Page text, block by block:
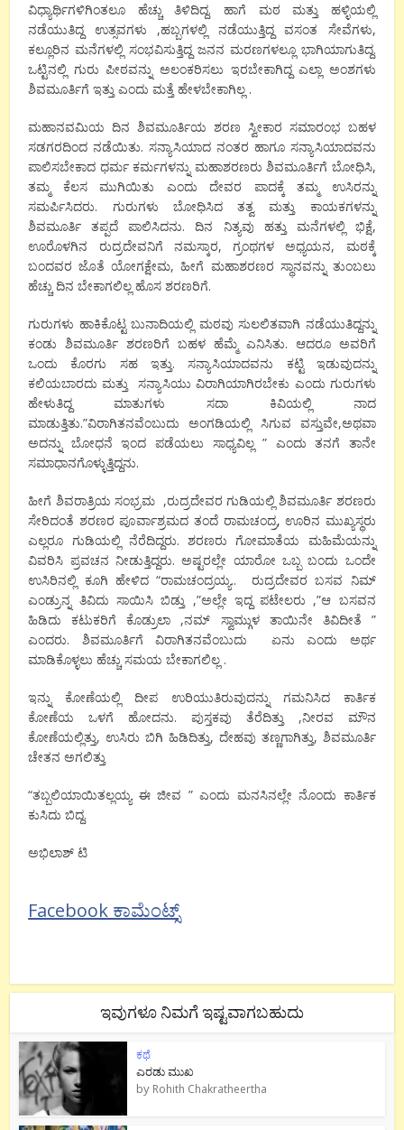
ವಿಧ್ಯಾರ್ಥಿಗಳಿಗಿಂತಲೂ ಹೆಚ್ಚು ತಿಳಿದಿದ್ದ. ಹಾಗೆ ಮಠ ಮತ್ತು ಹಳ್ಳಿಯಲ್ಲಿ
ನಡೆಯುತಿದ್ದ ಉತ್ಸವಗಳು ,ಹಬ್ಬಗಳಲ್ಲಿ ನಡೆಯುತ್ತಿದ್ದ ವಸಂತ ಸೇವೆಗಳು,
ಕಲ್ಲೂರಿನ ಮನೆಗಳಲ್ಲಿ ಸಂಭವಿಸುತ್ತಿದ್ದ ಜನನ ಮರಣಗಳಲ್ಲೂ ಭಾಗಿಯಾಗುತಿದ್ದ.
ಒಟ್ಟಿನಲ್ಲಿ ಗುರು ಪೀಠವನ್ನು ಅಲಂಕರಿಸಲು ಇರಬೇಕಾಗಿದ್ದ ಎಲ್ಲಾ ಅಂಶಗಳು
ಶಿವಮೂರ್ತಿಗೆ ಇತ್ತು ಎಂದು ಮತ್ತೆ ಹೇಳಬೇಕಾಗಿಲ್ಲ .
ಮಹಾನವಮಿಯ ದಿನ ಶಿವಮೂರ್ತಿಯ ಶರಣ ಸ್ವೀಕಾರ ಸಮಾರಂಭ ಬಹಳ
ಸಡಗರದಿಂದ ನಡೆಯಿತು. ಸನ್ಯಾಸಿಯಾದ ನಂತರ ಹಾಗೂ ಸನ್ಯಾಸಿಯಾದವನು
ಪಾಲಿಸಬೇಕಾದ ಧರ್ಮ ಕರ್ಮಗಳನ್ನು ಮಹಾಶರಣರು ಶಿವಮೂರ್ತಿಗೆ ಬೋಧಿಸಿ,
ತಮ್ಮ ಕೆಲಸ ಮುಗಿಯಿತು ಎಂದು ದೇವರ ಪಾದಕ್ಕೆ ತಮ್ಮ ಉಸಿರನ್ನು
ಸಮರ್ಪಿಸಿದರು. ಗುರುಗಳು ಬೋಧಿಸಿದ ತತ್ವ ಮತ್ತು ಕಾಯಕಗಳನ್ನು
ಶಿವಮೂರ್ತಿ ತಪ್ಪದೆ ಪಾಲಿಸಿದನು. ದಿನ ನಿತ್ಯವು ಹತ್ತು ಮನೆಗಳಲ್ಲಿ ಭಿಕ್ಷೆ,
ಊರೊಳಗಿನ ರುದ್ರದೇವನಿಗೆ ನಮಸ್ಕಾರ, ಗ್ರಂಥಗಳ ಅಧ್ಯಯನ, ಮಠಕ್ಕೆ
ಬಂದವರ ಜೊತೆ ಯೋಗಕ್ಷೇಮ, ಹೀಗೆ ಮಹಾಶರಣರ ಸ್ಥಾನವನ್ನು ತುಂಬಲು
ಹೆಚ್ಚು ದಿನ ಬೇಕಾಗಲಿಲ್ಲ ಹೊಸ ಶರಣರಿಗೆ.
ಗುರುಗಳು ಹಾಕಿಕೊಟ್ಟ ಬುನಾದಿಯಲ್ಲಿ ಮಠವು ಸುಲಲಿತವಾಗಿ ನಡೆಯುತಿದ್ದನ್ನು
ಕಂಡು ಶಿವಮೂರ್ತಿ ಶರಣರಿಗೆ ಬಹಳ ಹೆಮ್ಮೆ ಎನಿಸಿತು. ಆದರೂ ಅವರಿಗೆ
ಒಂದು ಕೊರಗು ಸಹ ಇತ್ತು. ಸನ್ಯಾಸಿಯಾದವನು ಕಟ್ಟಿ ಇಡುವುದನ್ನು
ಕಲಿಯಬಾರದು ಮತ್ತು ಸನ್ಯಾಸಿಯು ವಿರಾಗಿಯಾಗಿರಬೇಕು ಎಂದು ಗುರುಗಳು
ಹೇಳುತಿದ್ದ ಮಾತುಗಳು ಸದಾ ಕಿವಿಯಲ್ಲಿ ನಾದ
ಮಾಡುತ್ತಿತು.”ವಿರಾಗಿತನವೆಂಬುದು ಅಂಗಡಿಯಲ್ಲಿ ಸಿಗುವ ವಸ್ತುವೇ,ಅಥವಾ
ಅದನ್ನು ಬೋಧನೆ ಇಂದ ಪಡೆಯಲು ಸಾಧ್ಯವಿಲ್ಲ ” ಎಂದು ತನಗೆ ತಾನೇ
ಸಮಾಧಾನಗೊಳ್ಳುತ್ತಿದ್ದನು.
ಹೀಗೆ ಶಿವರಾತ್ರಿಯ ಸಂಭ್ರಮ ,ರುದ್ರದೇವರ ಗುಡಿಯಲ್ಲಿ ಶಿವಮೂರ್ತಿ ಶರಣರು
ಸೇರಿದಂತೆ ಶರಣರ ಪೂರ್ವಾಶ್ರಮದ ತಂದೆ ರಾಮಚಂದ್ರ, ಊರಿನ ಮುಖ್ಯಸ್ಥರು
ಎಲ್ಲರೂ ಗುಡಿಯಲ್ಲಿ ನೆರೆದಿದ್ದರು. ಶರಣರು ಗೋಮಾತೆಯ ಮಹಿಮೆಯನ್ನು
ವಿವರಿಸಿ ಪ್ರವಚನ ನೀಡುತ್ತಿದ್ದರು. ಅಷ್ಟರಲ್ಲೇ ಯಾರೋ ಒಬ್ಬ ಬಂದು ಒಂದೇ
ಉಸಿರಿನಲ್ಲಿ ಕೂಗಿ ಹೇಳಿದ “ರಾಮಚಂದ್ರಯ್ಯ.. ರುದ್ರದೇವರ ಬಸವ ನಿಮ್
ಎಂಡ್ರುನ್ನ ತಿವಿದು ಸಾಯಿಸಿ ಬಿಡ್ತು ,”ಅಲ್ಲೇ ಇದ್ದ ಪಟೇಲರು ,”ಆ ಬಸವನ
ಹಿಡಿದು ಕಟುಕರಿಗೆ ಕೊಡ್ರುಲಾ ,ನಮ್ ಸ್ವಾಮ್ಗುಳ ತಾಯಿನೇ ತಿವಿದೀತೆ ”
ಎಂದರು. ಶಿವಮೂರ್ತಿಗೆ ವಿರಾಗಿತನವೆಂಬುದು ಏನು ಎಂದು ಅರ್ಥ
ಮಾಡಿಕೊಳ್ಳಲು ಹೆಚ್ಚು ಸಮಯ ಬೇಕಾಗಲಿಲ್ಲ .
ಇನ್ನು ಕೋಣೆಯಲ್ಲಿ ದೀಪ ಉರಿಯುತಿರುವುದನ್ನು ಗಮನಿಸಿದ ಕಾರ್ತಿಕ
ಕೋಣೆಯ ಒಳಗೆ ಹೋದನು. ಪುಸ್ತಕವು ತೆರೆದಿತ್ತು ,ನೀರವ ಮೌನ
ಕೋಣೆಯಲ್ಲಿತ್ತು, ಉಸಿರು ಬಿಗಿ ಹಿಡಿದಿತ್ತು, ದೇಹವು ತಣ್ಣಗಾಗಿತ್ತು, ಶಿವಮೂರ್ತಿ
ಚೇತನ ಅಗಲಿತ್ತು
“ತಬ್ಬಲಿಯಾಯಿತಲ್ಲಯ್ಯ ಈ ಜೀವ ” ಎಂದು ಮನಸಿನಲ್ಲೇ ನೊಂದು ಕಾರ್ತಿಕ
ಕುಸಿದು ಬಿದ್ದ.
ಅಭಿಲಾಶ್ ಟಿ
Facebook ಕಾಮೆಂಟ್ಸ್
ಇವುಗಳೂ ನಿಮಗೆ ಇಷ್ಟವಾಗಬಹುದು
ಕಥೆ
ಎರಡು ಮುಖ
by Rohith Chakratheertha